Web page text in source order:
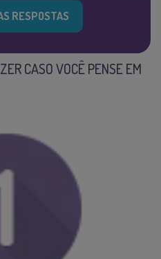
RESPOSTAS
CASO VOCÊ PENSE EM